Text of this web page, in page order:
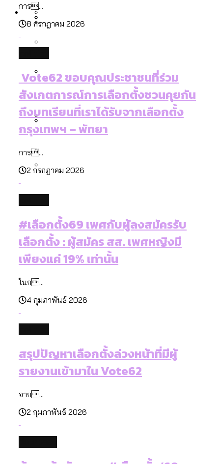
ที่อาศัยอยู่ในกรุงเทพฯ
2569) ของ กทม. ในยุคชัชชาติ ลงเขตไหน
ทำอะไรบ้าง
คอนเสิร์ตและแฟนมีตติ้งในไทยจำนวน 526
งาน ตั้งแต่ปี 2023-2024
Bangkok Index 2025
สำรวจงบประมาณรายเขตในกรุงเทพฯ
ผ่าน Bangkok Index 2025
กรุงเทพฯ เมืองสังคมผู้สูงอายุ [ข้อมูลดิบ]
กรุงเทพฯ เมืองสังคมผู้สูงอายุ : 36 เขตมี
คนตายมากกว่าคนเกิด 18 เขตเป็นสังคมผู้
สูงอายุระดับสุดยอด
Bangkok Index 2025 : อันดับความน่าอยู่
[ข้อมูลดิบ]
คำนำหน้านามและกฎหมายสมรสเท่าเทียม
[ข้อมูลดิบ]
กรุงเทพฯ เมืองสังคมผู้สูงอายุ [ข้อมูลดิบ]
[ข้อมูลดิบ]
About Us
การ...
8 กรกฎาคม 2026
Vote62 ขอบคุณประชาชนที่ร่วม
สังเกตการณ์การเลือกตั้งชวนคุยกัน
ถึงบทเรียนที่เราได้รับจากเลือกตั้ง
กรุงเทพฯ – พัทยา
การ...
2 กรกฎาคม 2026
#เลือกตั้ง69 เพศกับผู้ลงสมัครรับ
เลือกตั้ง : ผู้สมัคร สส. เพศหญิงมี
เพียงแค่ 19% เท่านั้น
ในก...
4 กุมภาพันธ์ 2026
สรุปปัญหาเลือกตั้งล่วงหน้าที่มีผู้
รายงานเข้ามาใน Vote62
จาก...
2 กุมภาพันธ์ 2026